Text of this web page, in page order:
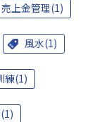
売上金管理(1)
風水(1)
練(1)